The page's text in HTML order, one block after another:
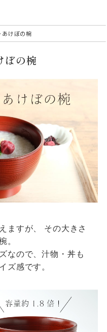
あけぼの椀
ぼの椀
ますが、 その大きさ
。
なので、汁物・丼も
ズ感です。